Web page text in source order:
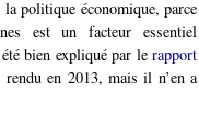
politique économique, parce
est un facteur essentiel
bien expliqué par le rapport
rendu en 2013, mais il n’en a